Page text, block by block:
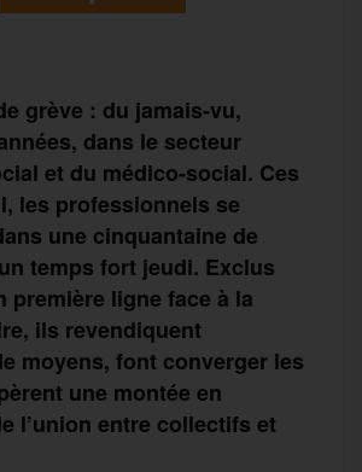
grève : du jamais-vu,
dans le secteur
et du médico-social. Ces
les professionnels se
une cinquantaine de
temps fort jeudi. Exclus
première ligne face à la
ils revendiquent
moyens, font converger les
une montée en
l’union entre collectifs et